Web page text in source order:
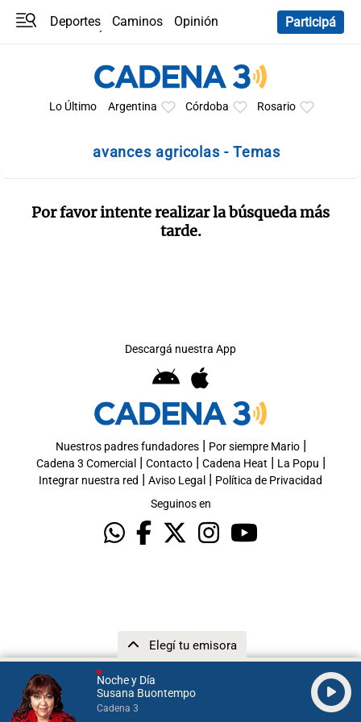
Noche y Día
Susana Buontempo
Cadena 3
Elegí tu emisora
Deportes Caminos
Opinión
Participá
Lo Último Argentina Córdoba Rosario
avances agricolas - Temas
Por favor intente realizar la búsqueda más
tarde.
Descargá nuestra App
Nuestros padres fundadores| Por siempre Mario|
Cadena 3 Comercial | Contacto| Cadena Heat | La Popu |
Integrar nuestra red | Aviso Legal | Política de Privacidad
Seguinos en